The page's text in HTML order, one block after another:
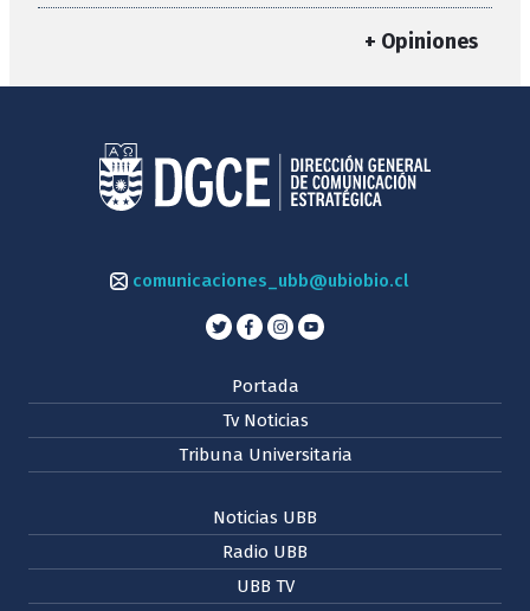
+ Opiniones
comunicaciones_ubb@ubiobio.cl
Portada
Tv Noticias
Tribuna Universitaria
Noticias UBB
Radio UBB
UBB TV